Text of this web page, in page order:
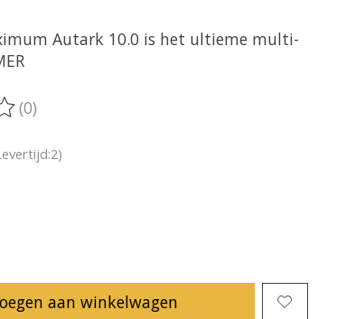
Autark 10.0 is het ultieme multi-
van dit product is
(0)
aan winkelwagen